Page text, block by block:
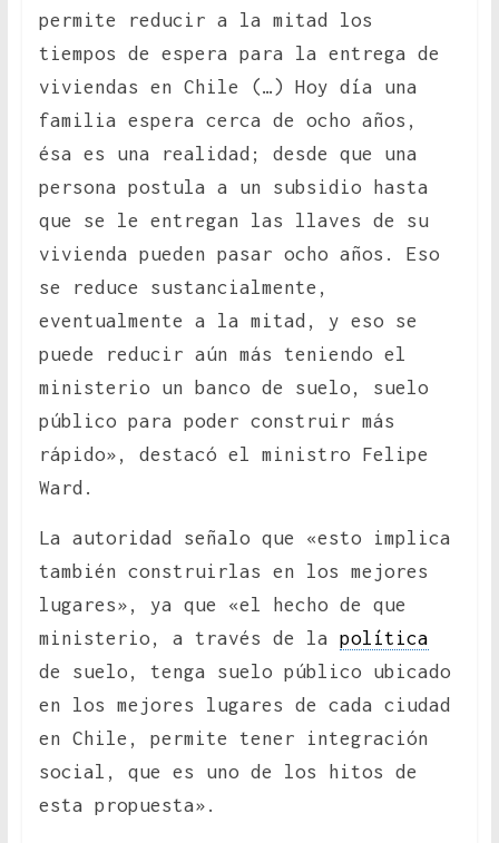
permite reducir a la mitad los
tiempos de espera para la entrega de
viviendas en Chile (…) Hoy día una
familia espera cerca de ocho años,
ésa es una realidad; desde que una
persona postula a un subsidio hasta
que se le entregan las llaves de su
vivienda pueden pasar ocho años. Eso
se reduce sustancialmente,
eventualmente a la mitad, y eso se
puede reducir aún más teniendo el
ministerio un banco de suelo, suelo
público para poder construir más
rápido», destacó el ministro Felipe
Ward.
La autoridad señalo que «esto implica
también construirlas en los mejores
lugares», ya que «el hecho de que
ministerio, a través de la política
de suelo, tenga suelo público ubicado
en los mejores lugares de cada ciudad
en Chile, permite tener integración
social, que es uno de los hitos de
esta propuesta».